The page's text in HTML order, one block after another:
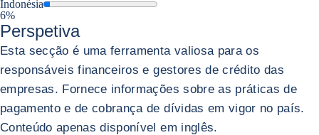
Indonésia
6%
Perspetiva
Esta secção é uma ferramenta valiosa para os
responsáveis financeiros e gestores de crédito das
empresas. Fornece informações sobre as práticas de
pagamento e de cobrança de dívidas em vigor no país.
Conteúdo apenas disponível em inglês.